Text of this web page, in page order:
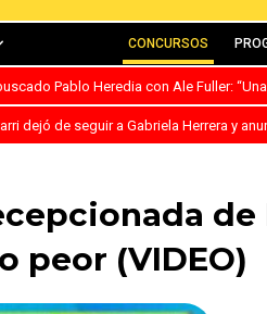
CONCURSOS
Pablo Heredia con Ale Fuller:
dejó de seguir a Gabriela Herrera y
peor (VIDEO)